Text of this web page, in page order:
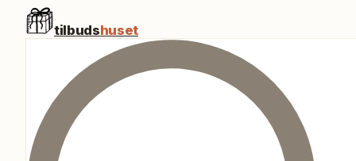
tilbudshuset